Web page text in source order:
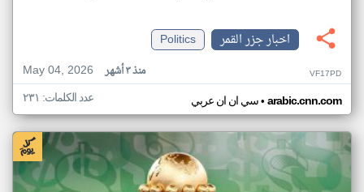
اخبار جزر القمر
Politics
May 04, 2026
منذ ٣ أشهر VF17PD
سي ان ان عربي• arabic.cnn.com عدد الكلمات: ٢٣١